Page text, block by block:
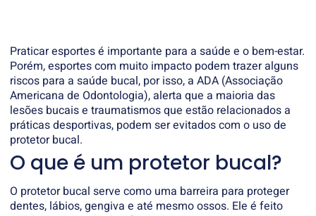
Praticar esportes é importante para a saúde e o bem-estar.
Porém, esportes com muito impacto podem trazer alguns
riscos para a saúde bucal, por isso, a ADA (Associação
Americana de Odontologia), alerta que a maioria das
lesões bucais e traumatismos que estão relacionados a
práticas desportivas, podem ser evitados com o uso de
protetor bucal.
O que é um protetor bucal?
O protetor bucal serve como uma barreira para proteger
dentes, lábios, gengiva e até mesmo ossos. Ele é feito